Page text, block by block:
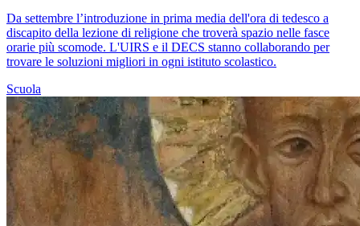
Da settembre l’introduzione in prima media dell'ora di tedesco a
discapito della lezione di religione che troverà spazio nelle fasce
orarie più scomode. L'UIRS e il DECS stanno collaborando per
trovare le soluzioni migliori in ogni istituto scolastico.
Scuola